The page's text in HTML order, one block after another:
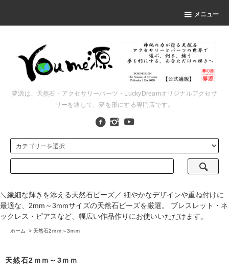
メニュー
夢源は、天然石・アクセサリーパーツ・LuckyDreamオリジナルアクセサ
リーを通して、夢を形にする専門店です。
＼繊細な輝きを添える天然石ビーズ／ 細やかなデザインや重ね付けに
最適な、2mm～3mmサイズの天然石ビーズを厳選。 ブレスレット・ネ
ックレス・ピアスなど、幅広い作品作りにお使いいただけます。
ホーム > 天然石2ｍｍ～3ｍｍ
天然石2ｍｍ～3ｍｍ